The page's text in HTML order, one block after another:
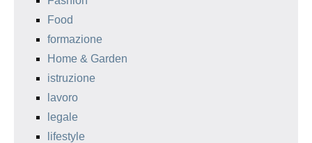
Food
formazione
Home & Garden
istruzione
lavoro
legale
lifestyle